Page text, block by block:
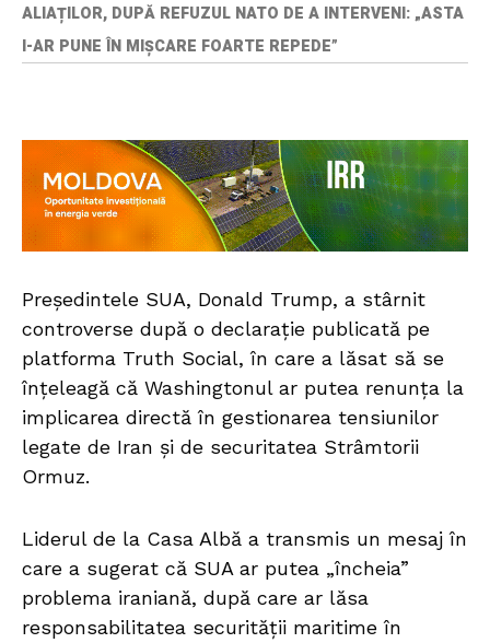
ALIAȚILOR, DUPĂ REFUZUL NATO DE A INTERVENI: „ASTA
I-AR PUNE ÎN MIȘCARE FOARTE REPEDE”
Președintele SUA, Donald Trump, a stârnit
controverse după o declarație publicată pe
platforma Truth Social, în care a lăsat să se
înțeleagă că Washingtonul ar putea renunța la
implicarea directă în gestionarea tensiunilor
legate de Iran și de securitatea Strâmtorii
Ormuz.
Liderul de la Casa Albă a transmis un mesaj în
care a sugerat că SUA ar putea „încheia”
problema iraniană, după care ar lăsa
responsabilitatea securității maritime în